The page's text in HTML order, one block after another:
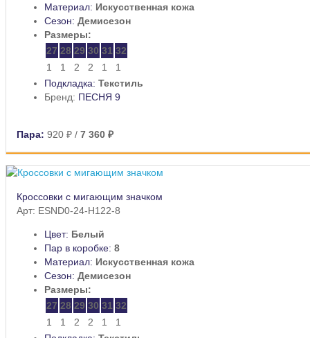
Материал: Искусственная кожа
Сезон: Демисезон
Размеры:
27 28 29 30 31 32
1
1 2 2 1
1
Подкладка: Текстиль
Бренд: ПЕСНЯ 9
Пара: 920 ₽ / 7 360 ₽
Кроссовки с мигающим значком
Арт: ESND0-24-H122-8
Цвет: Белый
Пар в коробке: 8
Материал: Искусственная кожа
Сезон: Демисезон
Размеры:
27 28 29 30 31 32
1
1 2 2 1
1